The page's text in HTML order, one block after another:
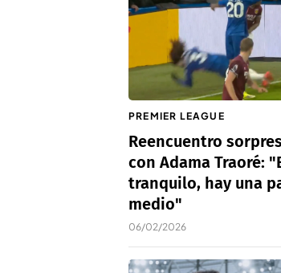
PREMIER LEAGUE
Reencuentro
con Adama Traoré:
tranquilo, hay una
medio"
06/02/2026